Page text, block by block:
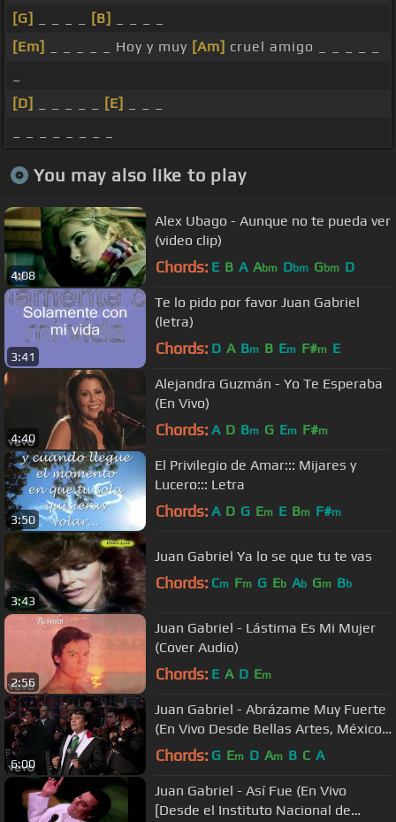
[G]
[B]
[Em]
_ _ _ _ _ Hoy y muy [Am] cruel amigo _ _ _ _ _
[D]
[E]
You may also like to play
4:08
Alex Ubago - Aunque no te pueda ver
(video clip)
Chords: E B A Abm Dbm Gbm D
3:41
Te lo pido por favor Juan Gabriel
(letra)
Chords: D A Bm B Em F#m E
4:40
Alejandra Guzmán - Yo Te Esperaba
(En Vivo)
Chords: A D Bm G Em F#m
3:50
El Privilegio de Amar::: Mijares y
Lucero::: Letra
Chords: A D G Em E Bm F#m
3:43
Juan Gabriel Ya lo se que tu te vas
Chords: Cm Fm G Eb Ab Gm Bb
2:56
Juan Gabriel - Lástima Es Mi Mujer
(Cover Audio)
Chords: E A D Em
6:00
Juan Gabriel - Abrázame Muy Fuerte
(En Vivo Desde Bellas Artes, México/
2013)
Chords: G Em D Am B C A
Juan Gabriel - Así Fue (En Vivo
[Desde el Instituto Nacional de